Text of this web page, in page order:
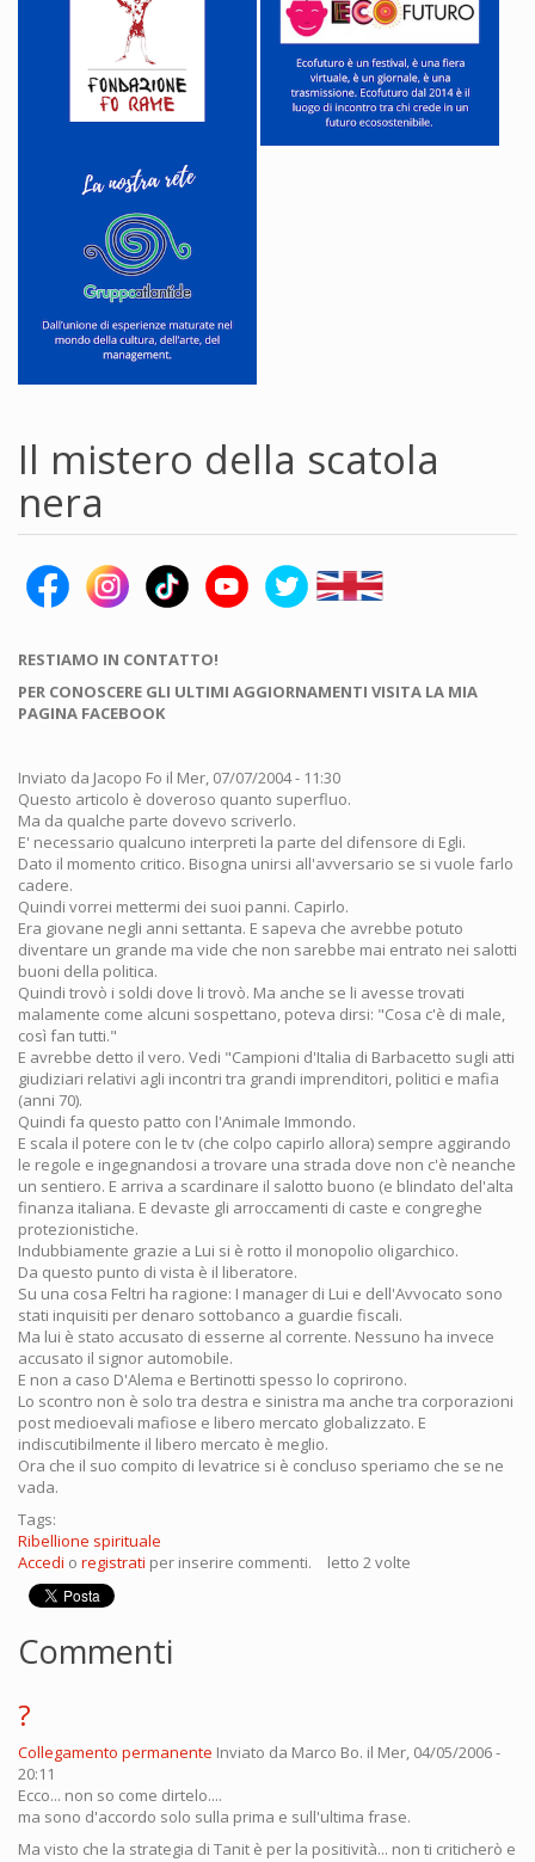
Il mistero della scatola
nera
RESTIAMO IN CONTATTO!
PER CONOSCERE GLI ULTIMI AGGIORNAMENTI VISITA LA MIA
PAGINA FACEBOOK
Inviato da Jacopo Fo il Mer, 07/07/2004 - 11:30
Questo articolo è doveroso quanto superfluo.
Ma da qualche parte dovevo scriverlo.
E' necessario qualcuno interpreti la parte del difensore di Egli.
Dato il momento critico. Bisogna unirsi all'avversario se si vuole farlo
cadere.
Quindi vorrei mettermi dei suoi panni. Capirlo.
Era giovane negli anni settanta. E sapeva che avrebbe potuto
diventare un grande ma vide che non sarebbe mai entrato nei salotti
buoni della politica.
Quindi trovò i soldi dove li trovò. Ma anche se li avesse trovati
malamente come alcuni sospettano, poteva dirsi: "Cosa c'è di male,
così fan tutti."
E avrebbe detto il vero. Vedi "Campioni d'Italia di Barbacetto sugli atti
giudiziari relativi agli incontri tra grandi imprenditori, politici e mafia
(anni 70).
Quindi fa questo patto con l'Animale Immondo.
E scala il potere con le tv (che colpo capirlo allora) sempre aggirando
le regole e ingegnandosi a trovare una strada dove non c'è neanche
un sentiero. E arriva a scardinare il salotto buono (e blindato del'alta
finanza italiana. E devaste gli arroccamenti di caste e congreghe
protezionistiche.
Indubbiamente grazie a Lui si è rotto il monopolio oligarchico.
Da questo punto di vista è il liberatore.
Su una cosa Feltri ha ragione: I manager di Lui e dell'Avvocato sono
stati inquisiti per denaro sottobanco a guardie fiscali.
Ma lui è stato accusato di esserne al corrente. Nessuno ha invece
accusato il signor automobile.
E non a caso D'Alema e Bertinotti spesso lo coprirono.
Lo scontro non è solo tra destra e sinistra ma anche tra corporazioni
post medioevali mafiose e libero mercato globalizzato. E
indiscutibilmente il libero mercato è meglio.
Ora che il suo compito di levatrice si è concluso speriamo che se ne
vada.
Tags:
Ribellione spirituale
Accedi o registrati per inserire commenti. letto 2 volte
Commenti
?
Collegamento permanente Inviato da Marco Bo. il Mer, 04/05/2006 -
20:11
Ecco... non so come dirtelo....
ma sono d'accordo solo sulla prima e sull'ultima frase.
Ma visto che la strategia di Tanit è per la positività... non ti criticherò e